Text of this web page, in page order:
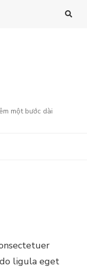
một bước dài
ligula eget